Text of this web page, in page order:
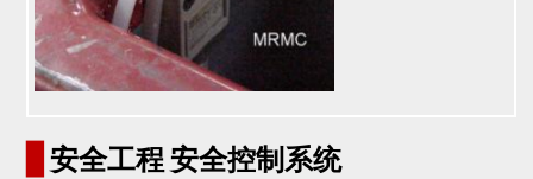
▊安全工程 安全控制系统